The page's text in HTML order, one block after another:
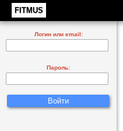
FITMUS
Логин или email:
Пароль: